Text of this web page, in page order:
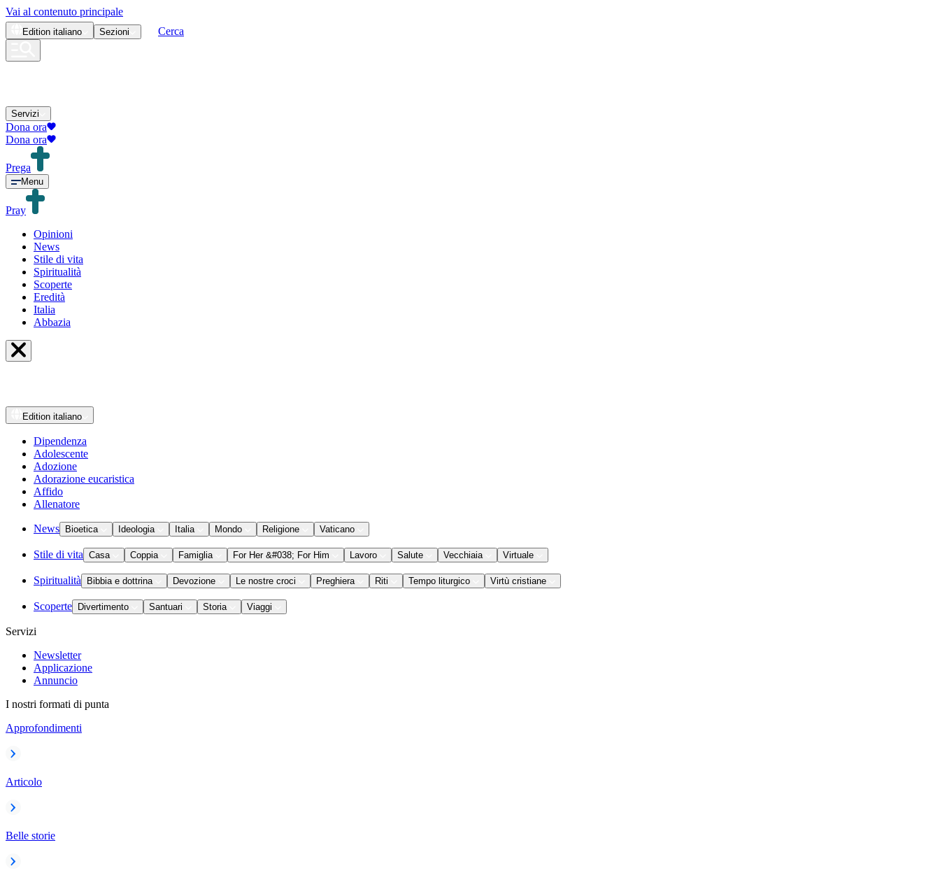
Vai al contenuto principale
Edition italiano Sezioni Cerca
Servizi
Dona ora
Dona ora
Prega
Menu
Pray
Opinioni
News
Stile di vita
Spiritualità
Scoperte
Eredità
Italia
Abbazia
Edition italiano
Dipendenza
Adolescente
Adozione
Adorazione eucaristica
Affido
Allenatore
News Bioetica Ideologia Italia Mondo Religione Vaticano
Stile di vita Casa Coppia Famiglia For Her &#038; For Him Lavoro Salute Vecchiaia Virtuale
Spiritualità Bibbia e dottrina Devozione Le nostre croci Preghiera Riti Tempo liturgico Virtù cristiane
Scoperte Divertimento Santuari Storia Viaggi
Servizi
Newsletter
Applicazione
Annuncio
I nostri formati di punta
Approfondimenti
Articolo
Belle storie